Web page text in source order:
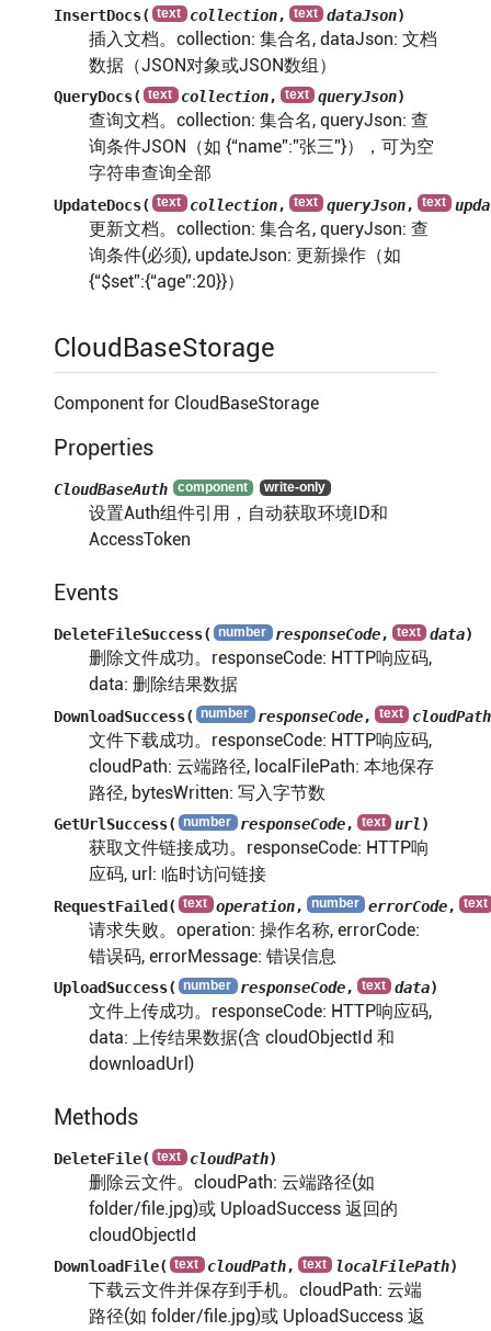
InsertDocs( collection, dataJson)
插入文档。collection: 集合名, dataJson: 文档
数据（JSON对象或JSON数组）
QueryDocs( collection, queryJson)
查询文档。collection: 集合名, queryJson: 查
询条件JSON（如 {“name”:”张三”}），可为空
字符串查询全部
UpdateDocs( collection, queryJson,
更新文档。collection: 集合名, queryJson: 查
询条件(必须), updateJson: 更新操作（如
{“$set”:{“age”:20}}）
CloudBaseStorage
Component for CloudBaseStorage
Properties
CloudBaseAuth
设置Auth组件引用，自动获取环境ID和
AccessToken
Events
DeleteFileSuccess( responseCode, data)
删除文件成功。responseCode: HTTP响应码,
data: 删除结果数据
DownloadSuccess( responseCode, cloudPath
文件下载成功。responseCode: HTTP响应码,
cloudPath: 云端路径, localFilePath: 本地保存
路径, bytesWritten: 写入字节数
GetUrlSuccess( responseCode, url )
获取文件链接成功。responseCode: HTTP响
应码, url: 临时访问链接
RequestFailed( operation, errorCode,
请求失败。operation: 操作名称, errorCode:
错误码, errorMessage: 错误信息
UploadSuccess( responseCode, data)
文件上传成功。responseCode: HTTP响应码,
data: 上传结果数据(含 cloudObjectId 和
downloadUrl)
Methods
DeleteFile( cloudPath)
删除云文件。cloudPath: 云端路径(如
folder/file.jpg)或 UploadSuccess 返回的
cloudObjectId
DownloadFile( cloudPath, localFilePath)
下载云文件并保存到手机。cloudPath: 云端
路径(如 folder/file.jpg)或 UploadSuccess 返